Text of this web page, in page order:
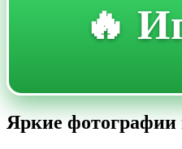
🔥
Яркие фотографии